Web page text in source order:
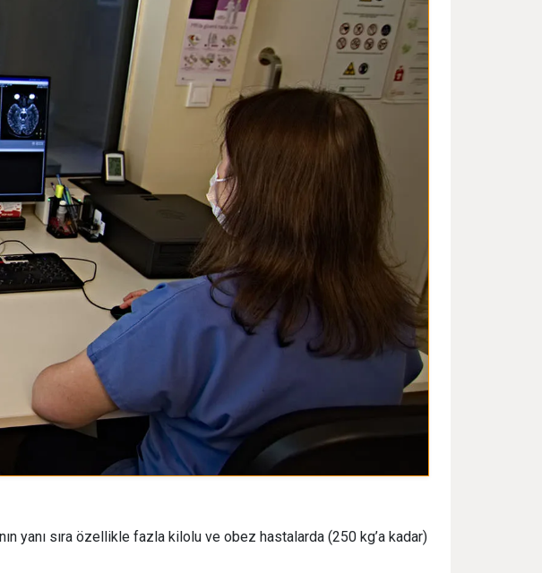
yanı sıra özellikle fazla kilolu ve obez hastalarda (250 kg’a kadar)